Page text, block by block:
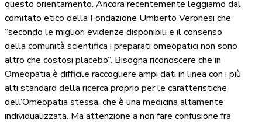
questo orientamento. Ancora recentemente leggiamo dal
comitato etico della Fondazione Umberto Veronesi che
“secondo le migliori evidenze disponibili e il consenso
della comunità scientifica i preparati omeopatici non sono
altro che costosi placebo”. Bisogna riconoscere che in
Omeopatia è difficile raccogliere ampi dati in linea con i più
alti standard della ricerca proprio per le caratteristiche
dell’Omeopatia stessa, che è una medicina altamente
individualizzata. Ma attenzione a non fare confusione fra